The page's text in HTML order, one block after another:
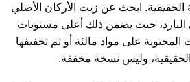
الحقيقية. ابحث عن زيت الأركان الأصلي
حيث يضمن ذلك أعلى مستويات
على مواد مالئة أو تم تخفيفها
وليس نسخة مخففة.